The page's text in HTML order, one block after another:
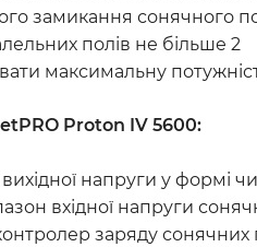
замикання сонячного
полів не більше 2
максимальну
Proton IV 5600:
вихідної напруги у формі
вхідної напруги
заряду